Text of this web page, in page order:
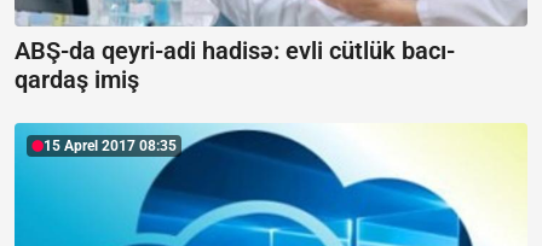
ABŞ-da qeyri-adi hadisə: evli cütlük bacı-
qardaş imiş
15 Aprel 2017 08:35